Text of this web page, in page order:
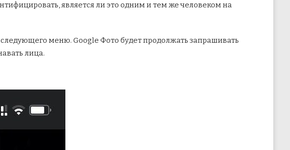
является ли это одним и тем же человеком на
следующего меню. Google Фото будет продолжать запрашивать
лица.